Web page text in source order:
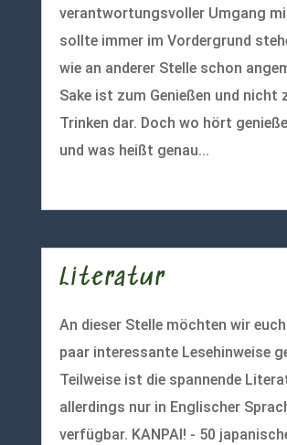
verantwortungsvoller Umgang
sollte immer im Vordergrund
wie an anderer Stelle schon
Sake ist zum Genießen und nicht
Trinken dar. Doch wo hört
und was heißt genau...
Literatur
An dieser Stelle möchten wir
paar interessante Lesehinweise
Teilweise ist die spannende
allerdings nur in Englischer
verfügbar. KANPAI! - 50